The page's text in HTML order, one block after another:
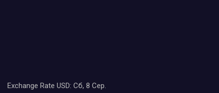
Exchange Rate USD: Сб, 8 Сер.